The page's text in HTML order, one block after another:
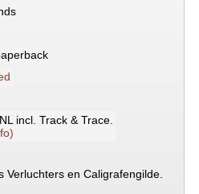
incl. Track & Trace.
Verluchters en Caligrafengilde.